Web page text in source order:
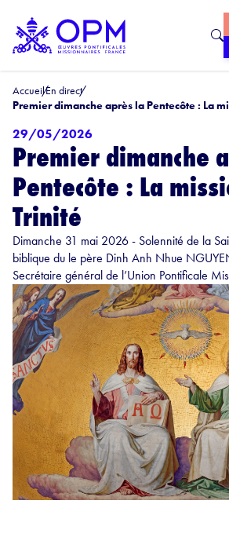
AccueilEn direct
Premier dimanche après la Pentecôte : La
29/05/2026
Premier dimanche
Pentecôte : La
Trinité
Dimanche 31 mai 2026 - Solennité de la
biblique du le père Dinh Anh Nhue
Secrétaire général de l’Union Pontificale